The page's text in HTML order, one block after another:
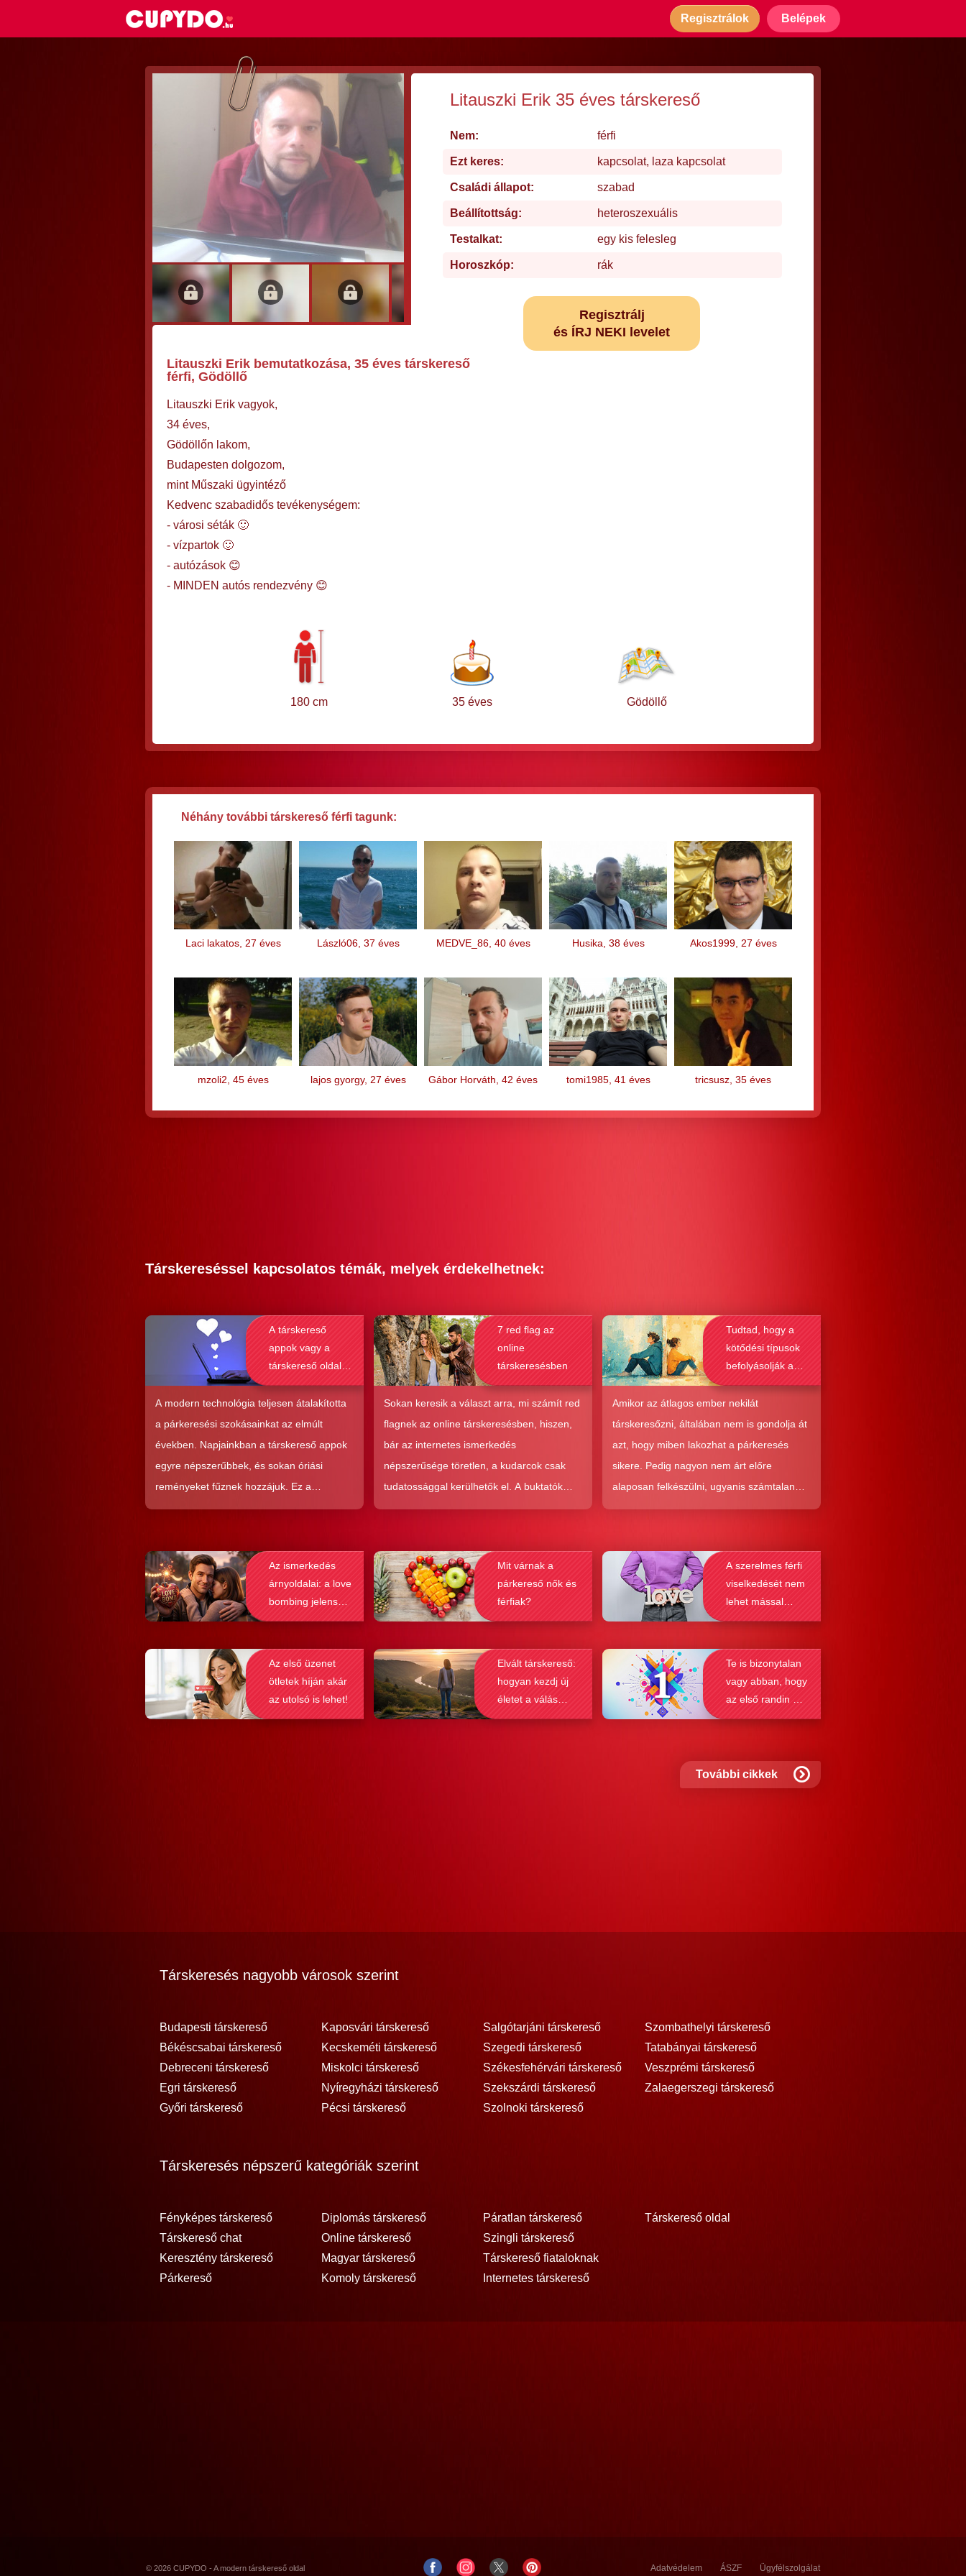
Regisztrálok Belépek
Litauszki Erik 35 éves társkereső
Nem: férfi
Ezt keres: kapcsolat, laza kapcsolat
Családi állapot: szabad
Beállítottság: heteroszexuális
Testalkat: egy kis felesleg
Horoszkóp: rák
Regisztrálj
és ÍRJ NEKI levelet
Litauszki Erik bemutatkozása, 35 éves társkereső
férfi, Gödöllő
Litauszki Erik vagyok,
34 éves,
Gödöllőn lakom,
Budapesten dolgozom,
mint Műszaki ügyintéző
Kedvenc szabadidős tevékenységem:
- városi séták 🙂
- vízpartok 🙂
- autózások 😊
- MINDEN autós rendezvény 😊
180 cm 35 éves Gödöllő
Néhány további társkereső férfi tagunk:
Laci lakatos, 27 éves László06, 37 éves MEDVE_86, 40 éves Husika, 38 éves Akos1999, 27 éves
mzoli2, 45 éves lajos gyorgy, 27 éves Gábor Horváth, 42 éves tomi1985, 41 éves tricsusz, 35 éves
Társkereséssel kapcsolatos témák, melyek érdekelhetnek:
A társkereső
appok vagy a
társkereső oldalak
alkalmasabbak a
komoly kapcsolat
kialakításához?
A modern technológia teljesen átalakította
a párkeresési szokásainkat az elmúlt
években. Napjainkban a társkereső appok
egyre népszerűbbek, és sokan óriási
reményeket fűznek hozzájuk. Ez a
közkedveltség egyáltalán nem véletlen,
nagyon könnyen és gyorsan lehet sikereket
elérni a flörtölésben. A legfőbb kérdés
azonban az, hogy ezek az alkalmazások
valóban hozzásegítenek-e minket egy
7 red flag az
online
társkeresésben
Sokan keresik a választ arra, mi számít red
flagnek az online társkeresésben, hiszen,
bár az internetes ismerkedés
népszerűsége töretlen, a kudarcok csak
tudatossággal kerülhetők el. A buktatók
ellenére ez a társkeresési forma joggal
hatékonyság, amit ad, nehezen
felülmúlható.
Tudtad, hogy a
kötődési típusok
befolyásolják a
társkeresést is?
Amikor az átlagos ember nekilát
társkeresőzni, általában nem is gondolja át
azt, hogy miben lakozhat a párkeresés
sikere. Pedig nagyon nem árt előre
alaposan felkészülni, ugyanis számtalan
kudarctól képes megmenteni téged is az,
társkeresés működését, a párkapcsolatok
sikerének a receptjét, melyeket vizsgálva
bebizonyosodik, hogy a kötődési típusok
befolyásolják a társkeresést.
Az ismerkedés
árnyoldalai: a love
bombing jelenség
felismerése
Mit várnak a
párkereső nők és
férfiak?
A szerelmes férfi
viselkedését nem
lehet mással
összetéveszteni
Az első üzenet
ötletek híján akár
az utolsó is lehet!
Elvált társkereső:
hogyan kezdj új
életet a válás
után?
Te is bizonytalan
vagy abban, hogy
az első randin mit
szabad és mit
További cikkek
Társkeresés nagyobb városok szerint
Budapesti társkereső
Békéscsabai társkereső
Debreceni társkereső
Egri társkereső
Győri társkereső
Kaposvári társkereső
Kecskeméti társkereső
Miskolci társkereső
Nyíregyházi társkereső
Pécsi társkereső
Salgótarjáni társkereső
Szegedi társkereső
Székesfehérvári társkereső
Szekszárdi társkereső
Szolnoki társkereső
Szombathelyi társkereső
Tatabányai társkereső
Veszprémi társkereső
Zalaegerszegi társkereső
Társkeresés népszerű kategóriák szerint
Fényképes társkereső
Társkereső chat
Keresztény társkereső
Párkereső
Diplomás társkereső
Online társkereső
Magyar társkereső
Komoly társkereső
Páratlan társkereső
Szingli társkereső
Társkereső fiataloknak
Internetes társkereső
Társkereső oldal
© 2026 CUPYDO - A modern társkereső oldal Adatvédelem ÁSZF Ügyfélszolgálat